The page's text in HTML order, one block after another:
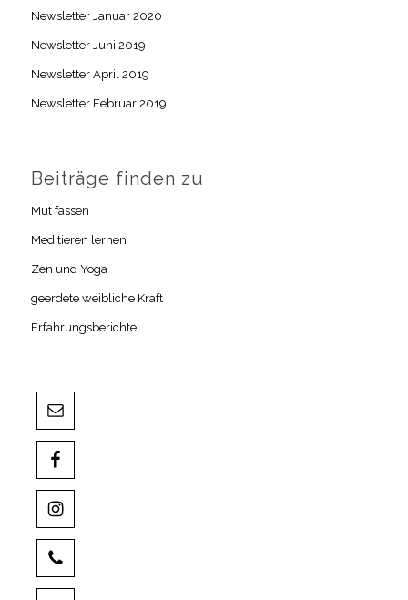
Newsletter Januar 2020
Newsletter Juni 2019
Newsletter April 2019
Newsletter Februar 2019
Beiträge finden zu
Mut fassen
Meditieren lernen
Zen und Yoga
geerdete weibliche Kraft
Erfahrungsberichte